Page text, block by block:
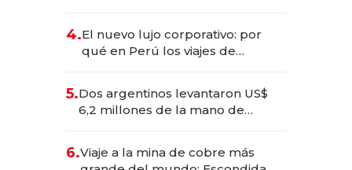
4.El nuevo lujo corporativo: por
qué en Perú los viajes de
para convertirse en experiencias
transformadoras
5.Dos argentinos levantaron US$
6,2 millones de la mano de
6.Viaje a la mina de cobre más